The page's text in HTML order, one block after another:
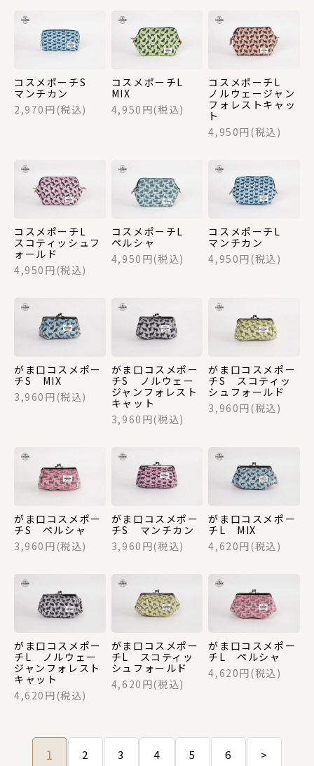
ギフトセット
SAIEIISHOBOについて
法人の方でお取引をご検討の方へ
採用情報
お問い合わせ
コスメポーチS
マンチカン
2,970円(税込)
コスメポーチL
MIX
4,950円(税込)
コスメポーチL
ノルウェージャン
フォレストキャッ
ト
4,950円(税込)
コスメポーチL
スコティッシュフ
ォールド
4,950円(税込)
コスメポーチL
ペルシャ
4,950円(税込)
コスメポーチL
マンチカン
4,950円(税込)
がま口コスメポー
チS MIX
3,960円(税込)
がま口コスメポー
チS ノルウェー
ジャンフォレスト
キャット
3,960円(税込)
がま口コスメポー
チS スコティッ
シュフォールド
3,960円(税込)
がま口コスメポー
チS ペルシャ
3,960円(税込)
がま口コスメポー
チS マンチカン
3,960円(税込)
がま口コスメポー
チL MIX
4,620円(税込)
がま口コスメポー
チL ノルウェー
ジャンフォレスト
キャット
4,620円(税込)
がま口コスメポー
チL スコティッ
シュフォールド
4,620円(税込)
がま口コスメポー
チL ペルシャ
4,620円(税込)
1 2 3 4 5 6 >